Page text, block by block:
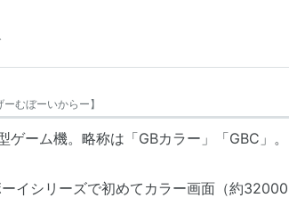
ーむぼーいからー】
ゲーム機。略称は「GBカラー 」「GBC 」。
イシリーズで初めてカラー画面（約32000